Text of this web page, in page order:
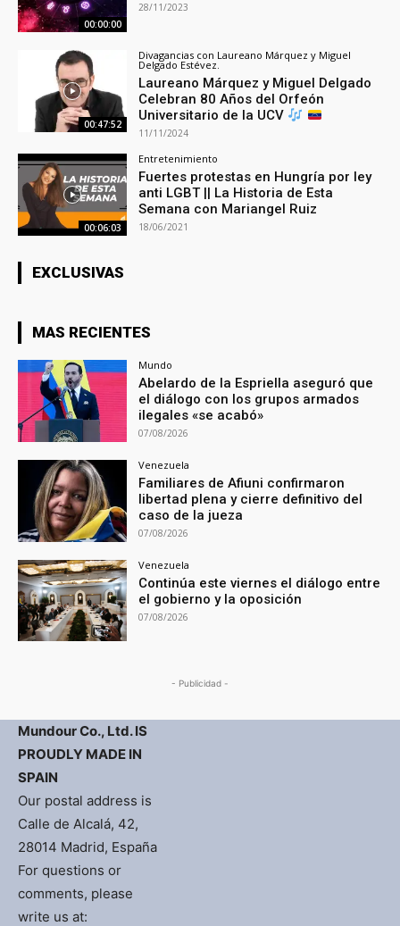
00:00:00
28/11/2023
00:47:52
Divagancias con Laureano Márquez y Miguel
Delgado Estévez.
Laureano Márquez y Miguel Delgado
Celebran 80 Años del Orfeón
Universitario de la UCV
11/11/2024
00:06:03
Entretenimiento
Fuertes protestas en Hungría por ley
anti LGBT || La Historia de Esta
Semana con Mariangel Ruiz
18/06/2021
EXCLUSIVAS
MAS RECIENTES
Mundo
Abelardo de la Espriella aseguró que
el diálogo con los grupos armados
ilegales «se acabó»
07/08/2026
Venezuela
Familiares de Afiuni confirmaron
libertad plena y cierre definitivo del
caso de la jueza
07/08/2026
Venezuela
Continúa este viernes el diálogo entre
el gobierno y la oposición
07/08/2026
- Publicidad -
Mundour Co., Ltd. IS
PROUDLY MADE IN
SPAIN
Our postal address is
Calle de Alcalá, 42,
28014 Madrid, España
For questions or
comments, please
write us at: